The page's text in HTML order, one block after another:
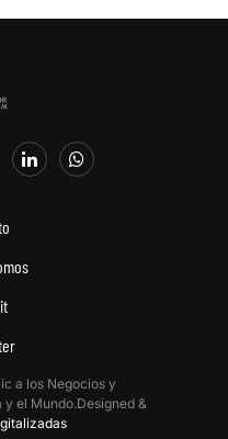
a los Negocios y
el Mundo.Designed &